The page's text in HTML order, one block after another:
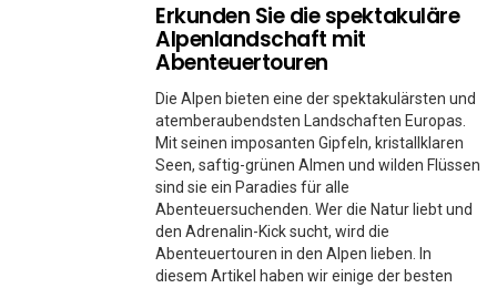
Erkunden Sie die spektakuläre
Alpenlandschaft mit
Abenteuertouren
Die Alpen bieten eine der spektakulärsten und
atemberaubendsten Landschaften Europas.
Mit seinen imposanten Gipfeln, kristallklaren
Seen, saftig-grünen Almen und wilden Flüssen
sind sie ein Paradies für alle
Abenteuersuchenden. Wer die Natur liebt und
den Adrenalin-Kick sucht, wird die
Abenteuertouren in den Alpen lieben. In
diesem Artikel haben wir einige der besten